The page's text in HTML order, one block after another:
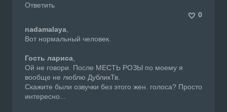
Ответить
0
nadamalaya
Вот нормальный человек.
Гость лариса
Ой не говори. После МЕСТЬ РОЗЫ по моему я
вообще не люблю ДубликТв.
Скажите были озвучки без этого жен. голоса? Просто
интересно...